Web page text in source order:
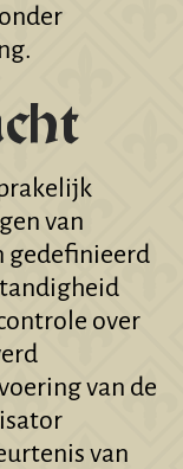
van
gedefinieerd
over
van de
van